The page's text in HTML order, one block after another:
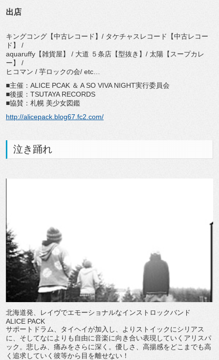
出店
キングコング【中古レコード】/ タケチャスレコード【中古レコー
ド】 /
aquaruffy【雑貨屋】 / 大道 ５条店【型抜き】/ 太陽【スープカレ
ー】 /
ヒコマン / 芋ロックの会/ etc…
■主催：ALICE PCAK ＆ A SO VIVA NIGHT実行委員会
■後援：TSUTAYA RECORDS
■協賛：札幌 美少女図鑑
http://alicepack.blog67.fc2.com/
泣き踊れ
北海道発、レイヴでエモーショナルなインストロックバンド
ALICE PACK
サポートドラム、タイヘイが加入し、よりストイックにシリアス
に、そしてなによりも自由に音楽に向き合い表現していくアリスパ
ック。悲しみ、痛みをさらに深く。優しさ、高揚感をどこまでも高
く追求していく彼等から目を離せない！